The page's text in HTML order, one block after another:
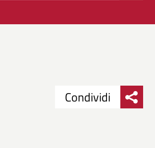
Condividi